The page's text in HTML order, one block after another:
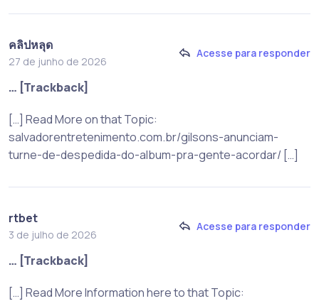
คลิปหลุด
27 de junho de 2026
Acesse para responder
… [Trackback]
[…] Read More on that Topic:
salvadorentretenimento.com.br/gilsons-anunciam-
turne-de-despedida-do-album-pra-gente-acordar/ […]
rtbet
3 de julho de 2026
Acesse para responder
… [Trackback]
[…] Read More Information here to that Topic: